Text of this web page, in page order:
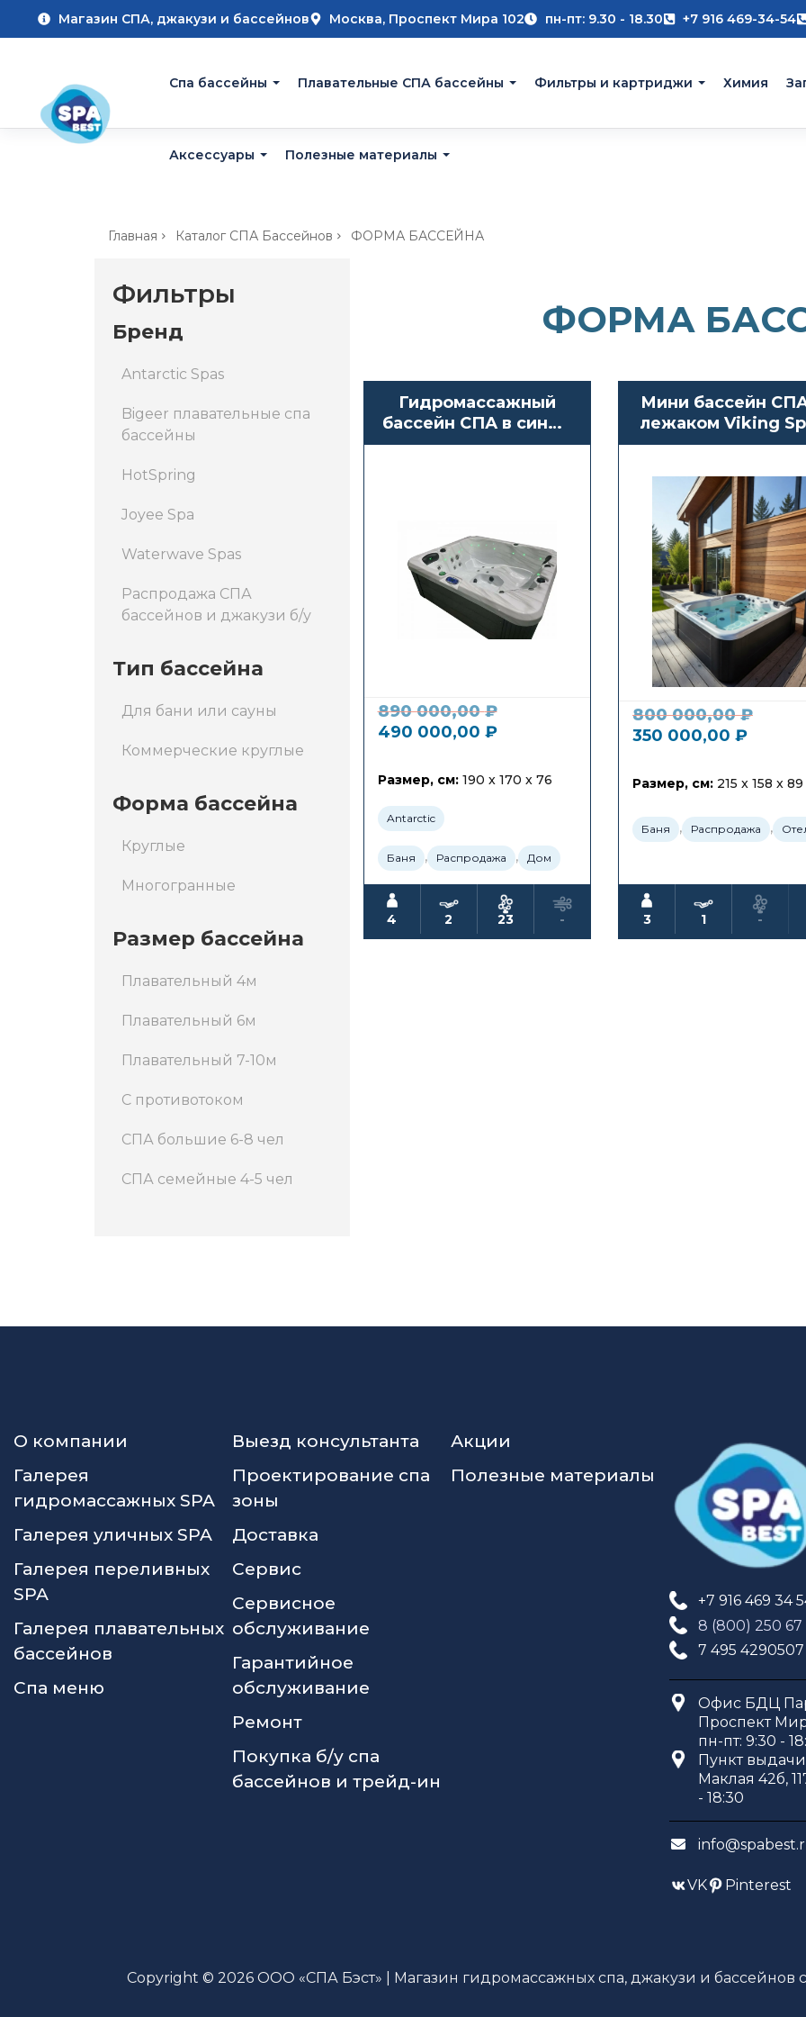
Магазин СПА, джакузи и бассейнов Москва, Проспект Мира 102 пн-пт: 9.30 - 18.30 +7 916 469-34-54
Cпа бассейны Плавательные СПА бассейны Фильтры и картриджи Химия
Аксессуары Полезные материалы
Главная Каталог СПА Бассейнов ФОРМА БАССЕЙНА
Фильтры
Бренд
Antarctic Spas
Bigeer плавательные спа
бассейны
HotSpring
Joyee Spa
Waterwave Spas
Распродажа СПА
бассейнов и джакузи б/у
Тип бассейна
Для бани или сауны
Коммерческие круглые
Форма бассейна
Круглые
Многогранные
Размер бассейна
Плавательный 4м
Плавательный 6м
Плавательный 7-10м
С противотоком
СПА большие 6-8 чел
СПА семейные 4-5 чел
ФОРМА
Гидромассажный
бассейн СПА в синем
цвете Antarctic Spas
890 000,00₽
490 000,00 ₽
Размер, см:190 x 170 x 76
Antarctic
Баня , Распродажа , Дом
4 2 23 -
Мини бассейн
лежаком Viking
Aurora III
800 000,00₽
350 000,00 ₽
Размер, см:215 x 158 x 89
Баня , Распродажа ,
3 1 -
О компании
Галерея
гидромассажных SPA
Галерея уличных SPA
Галерея переливных
SPA
Галерея плавательных
бассейнов
Спа меню
Выезд консультанта
Проектирование спа
зоны
Доставка
Сервис
Сервисное
обслуживание
Гарантийное
обслуживание
Ремонт
Покупка б/у спа
бассейнов и трейд-ин
Акции
Полезные материалы
+7 916 469 34
8 (800) 250
7 495 4290507
Офис БДЦ
Проспект
пн-пт: 9:30 -
Пункт
Маклая 42б,
- 18:30
VK Pinterest
Copyright © 2026 ООО «СПА Бэст» | Магазин гидромассажных спа, джакузи и